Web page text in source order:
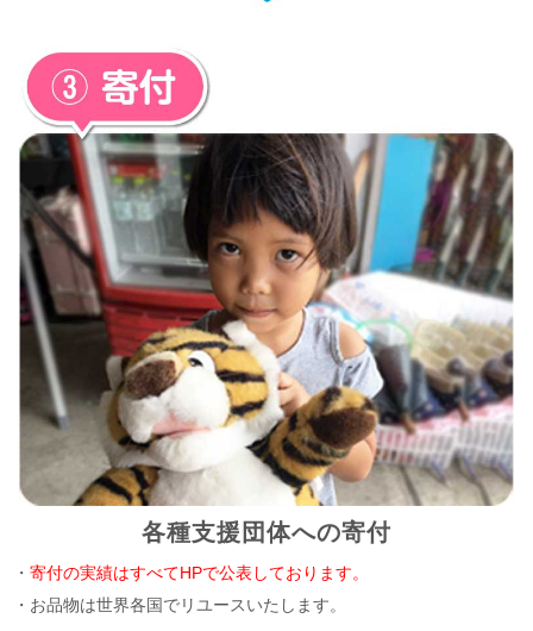
各種支援団体への寄付
・寄付の実績はすべてHPで公表しております。
・お品物は世界各国でリユースいたします。